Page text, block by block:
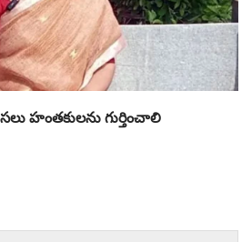
హంతకులను గుర్తించాలి